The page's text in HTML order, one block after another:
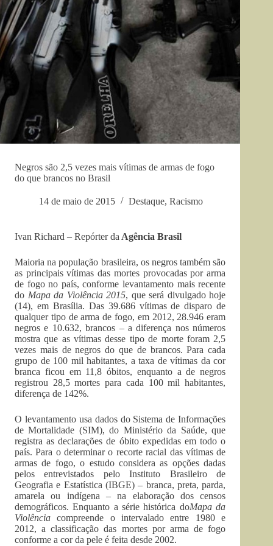
Negros são 2,5 vezes mais vítimas de armas de fogo
do que brancos no Brasil
14 de maio de 2015 Destaque, Racismo
Ivan Richard – Repórter da Agência Brasil
Maioria na população brasileira, os negros também são
as principais vítimas das mortes provocadas por arma
de fogo no país, conforme levantamento mais recente
do Mapa da Violência 2015, que será divulgado hoje
(14), em Brasília. Das 39.686 vítimas de disparo de
qualquer tipo de arma de fogo, em 2012, 28.946 eram
negros e 10.632, brancos – a diferença nos números
mostra que as vítimas desse tipo de morte foram 2,5
vezes mais de negros do que de brancos. Para cada
grupo de 100 mil habitantes, a taxa de vítimas da cor
branca ficou em 11,8 óbitos, enquanto a de negros
registrou 28,5 mortes para cada 100 mil habitantes,
diferença de 142%.
O levantamento usa dados do Sistema de Informações
de Mortalidade (SIM), do Ministério da Saúde, que
registra as declarações de óbito expedidas em todo o
país. Para o determinar o recorte racial das vítimas de
armas de fogo, o estudo considera as opções dadas
pelos entrevistados pelo Instituto Brasileiro de
Geografia e Estatística (IBGE) – branca, preta, parda,
amarela ou indígena – na elaboração dos censos
demográficos. Enquanto a série histórica doMapa da
Violência compreende o intervalado entre 1980 e
2012, a classificação das mortes por arma de fogo
conforme a cor da pele é feita desde 2002.